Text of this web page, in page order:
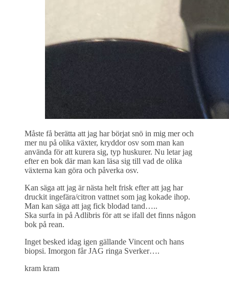
Måste få berätta att jag har börjat snö in mig mer och
mer nu på olika växter, kryddor osv som man kan
använda för att kurera sig, typ huskurer. Nu letar jag
efter en bok där man kan läsa sig till vad de olika
växterna kan göra och påverka osv.
Kan säga att jag är nästa helt frisk efter att jag har
druckit ingefära/citron vattnet som jag kokade ihop.
Man kan säga att jag fick blodad tand…..
Ska surfa in på Adlibris för att se ifall det finns någon
bok på rean.
Inget besked idag igen gällande Vincent och hans
biopsi. Imorgon får JAG ringa Sverker….
kram kram